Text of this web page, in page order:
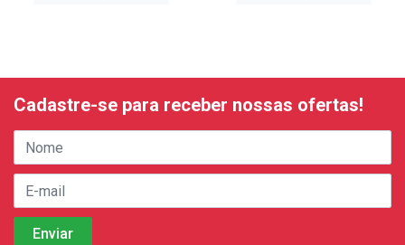
Cadastre-se para receber nossas ofertas!